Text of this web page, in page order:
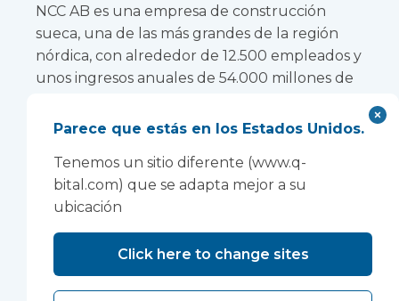
NCC AB es una empresa de construcción
sueca, una de las más grandes de la región
nórdica, con alrededor de 12.500 empleados y
unos ingresos anuales de 54.000 millones de
Parece que estás en los Estados Unidos.
Tenemos un sitio diferente (www.q-
bital.com) que se adapta mejor a su
ubicación
Click here to change sites